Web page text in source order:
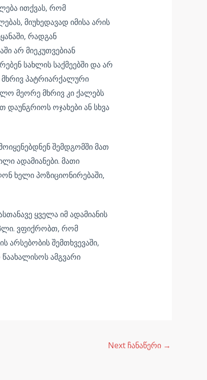
ითქვას, რომ
მიუხედავად იმისა არის
რადგან
არ მიეკუთვებიან
სახლის საქმეებში და არ
მხრივ პატრიარქალური
მეორე მხრივ კი ქალებს
ოჯახები ან სხვა
შემდგომში მათ
ადამიანები. მათი
ხელი პოზიციონირებაში,
ყველა იმ ადამიანის
ვფიქრობთ, რომ
არსებობის შემთხვევაში,
ამგვარი
Next ჩანაწერი →